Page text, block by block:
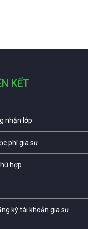
KẾT
nhận lớp
phí gia sư
hợp
ký tài khoản gia sư